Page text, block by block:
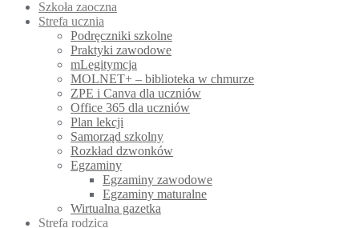
Szkoła zaoczna
Strefa ucznia
Podręczniki szkolne
Praktyki zawodowe
mLegitymcja
MOLNET+ – biblioteka w chmurze
ZPE i Canva dla uczniów
Office 365 dla uczniów
Plan lekcji
Samorząd szkolny
Rozkład dzwonków
Egzaminy
Egzaminy zawodowe
Egzaminy maturalne
Wirtualna gazetka
Strefa rodzica